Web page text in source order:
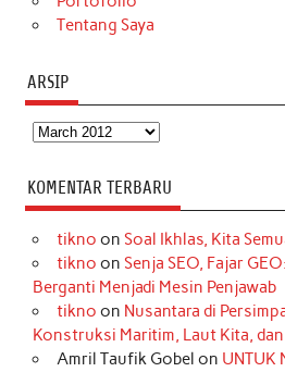
Tentang Saya
ARSIP
Arsip
KOMENTAR TERBARU
tikno on Soal Ikhlas, Kita
tikno on Senja SEO, Fajar
Berganti Menjadi Mesin Penjawab
tikno on Nusantara di
Konstruksi Maritim, Laut Kita,
Amril Taufik Gobel on UNTUK